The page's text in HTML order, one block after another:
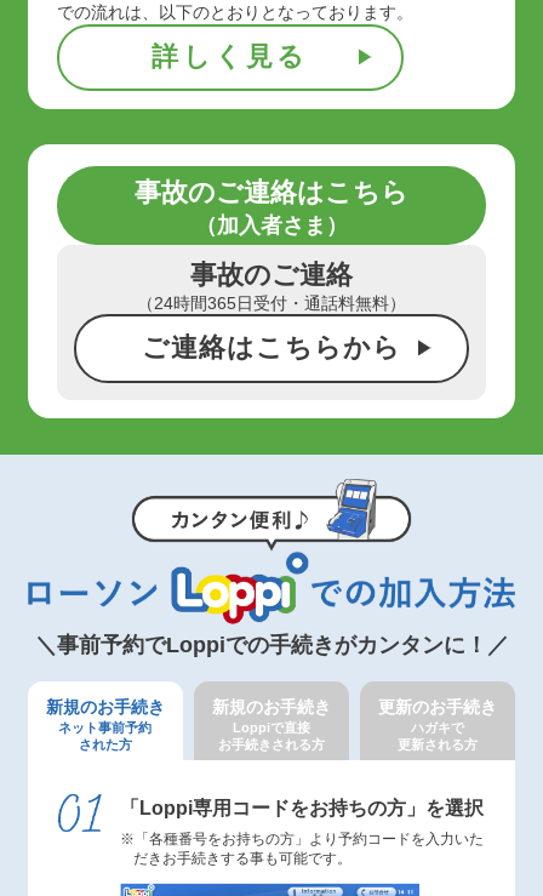
での流れは、
以下のとおりとなっております。
詳しく見る
事故のご連絡はこちら
（加入者さま）
事故のご連絡
（24時間365日受付・通話料無料）
ご連絡はこちらから
＼事前予約でLoppiでの手続きがカンタンに！／
新規のお手続き
ネット事前予約
された方
新規のお手続き
Loppiで直接
お手続きされる方
更新のお手続き
ハガキで
更新される方
「Loppi専用コードをお持ちの方」を選択
「各種番号をお持ちの方」より予約コードを入力いた
だきお手続きする事も可能です。